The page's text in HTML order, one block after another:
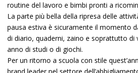
routine del lavoro e bimbi pronti a
La parte più bella della ripresa delle
pausa estiva è sicuramente il momento
di diario, quaderni, zaino e soprattutto di
anno di studi o di giochi.
Per un ritorno a scuola con stile